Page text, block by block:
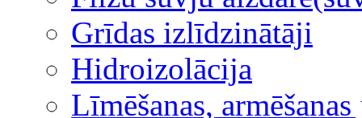
Grīdas izlīdzinātāji
Hidroizolācija
Līmēšanas, armēšanas